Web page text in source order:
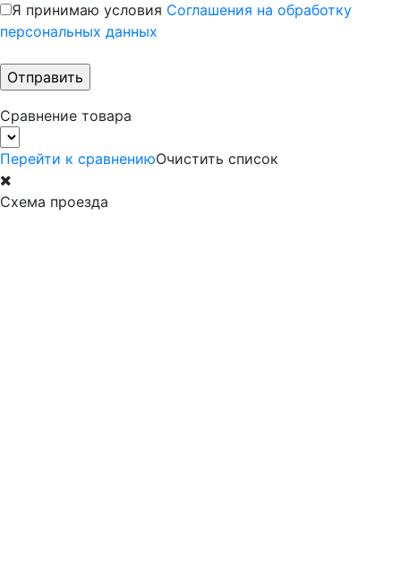
Я принимаю условия Соглашения на обработку
персональных данных
Сравнение товара
Перейти к сравнениюОчистить список
Схема проезда